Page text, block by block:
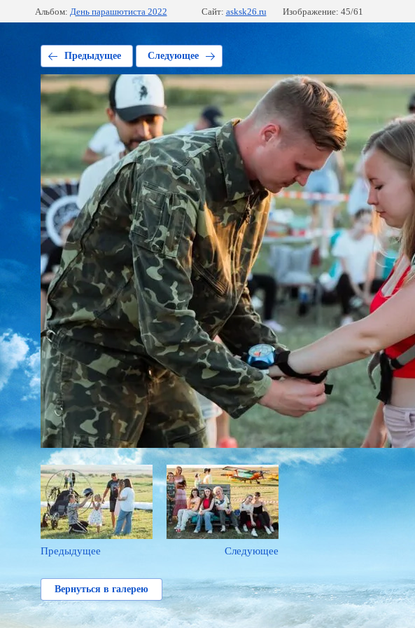
Альбом: День парашютиста 2022 Сайт: asksk26.ru Изображение: 45/61
Предыдущее Следующее
Предыдущее Следующее
Вернуться в галерею